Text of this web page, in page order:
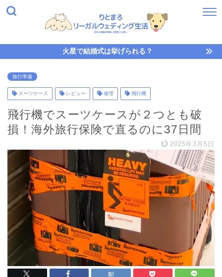
火星で結婚式は挙げられる？
旅行準備
スーツケース レビュー 修理 飛行機
飛行機でスーツケースが２つとも破
損！海外旅行保険で直るのに37日間
2025年3月5日